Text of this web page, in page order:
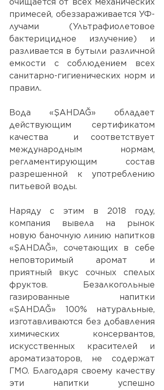
примесей, обеззараживается УФ-
лучами (Ультрафиолетовое
бактерицидное излучение) и
разливается в бутыли различной
емкости с соблюдением всех
санитарно-гигиенических норм и
правил.
Вода «ŞAHDAĞ» обладает
действующим сертификатом
качества  и соответствует
международным нормам,
регламентирующим состав
разрешенной к употреблению
питьевой воды.
Наряду с этим в 2018 году,
компания вывела на рынок
новую баночную линию напитков
«ŞAHDAĞ», сочетающих в себе
неповторимый аромат и
приятный вкус сочных спелых
фруктов. Безалкогольные
газированные напитки
«ŞAHDAĞ» 100% натуральные,
изготавливаются без добавления
химических консервантов,
искусственных красителей и
ароматизаторов, не содержат
ГМО. Благодаря своему качеству
эти напитки успешно